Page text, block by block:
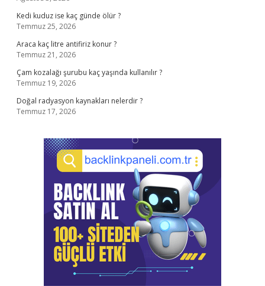
Kedi kuduz ise kaç günde ölür ?
Temmuz 25, 2026
Araca kaç litre antifiriz konur ?
Temmuz 21, 2026
Çam kozalağı şurubu kaç yaşında kullanılır ?
Temmuz 19, 2026
Doğal radyasyon kaynakları nelerdir ?
Temmuz 17, 2026